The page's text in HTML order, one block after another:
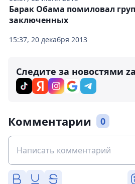
15:37, 20 декабря 2013
Барак Обама помиловал
заключенных
Следите за новостями
Комментарии 0